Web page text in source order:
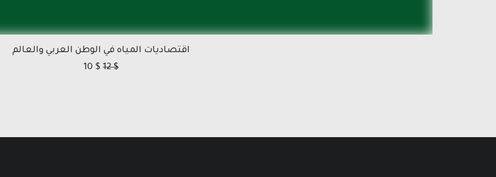
اقتصاديات المياه في الوطن العربي والعالم
12$
10 $